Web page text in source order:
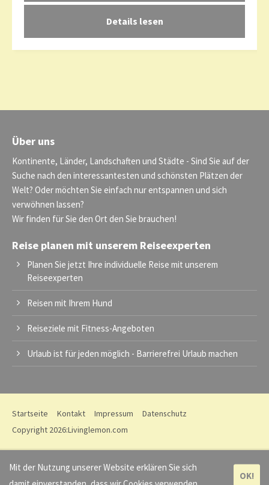
Details lesen
Über uns
Kontinente, Länder, Landschaften und Städte - Sind Sie auf der
Suche nach den interessantesten und schönsten Plätzen der
Welt? Oder möchten Sie einfach nur entspannen und sich
verwöhnen lassen?
Wir finden für Sie den Ort den Sie brauchen!
Reise planen mit unserem Reiseexperten
Planen Sie jetzt Ihre individuelle Reise mit unserem
Reiseexperten
Reisen mit Ihrem Hund
Reiseziele mit Fitness-Angeboten
Urlaub ist für jeden möglich - Barrierefrei Urlaub machen
Startseite Kontakt Impressum
Datenschutz
Copyright 2026:Livinglemon.com
Mit der Nutzung unserer Website erklären Sie sich
OK!